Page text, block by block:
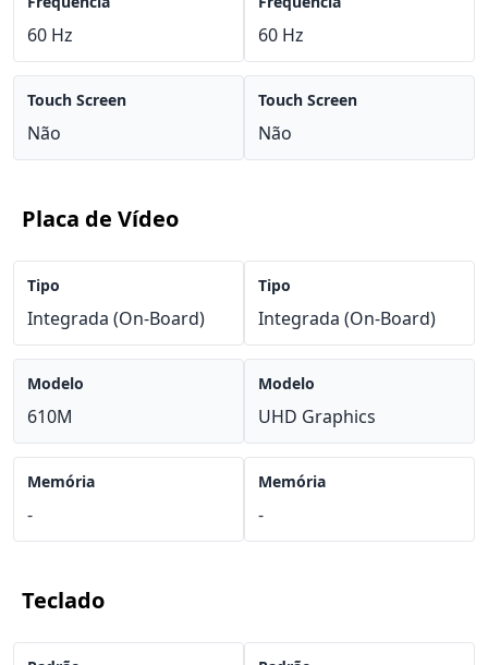
60 Hz
Touch Screen
Não
60 Hz
Touch Screen
Não
Placa de Vídeo
Tipo
Integrada (On-Board)
Modelo
610M
Memória
-
Tipo
Integrada (On-Board)
Modelo
UHD Graphics
Memória
-
Teclado